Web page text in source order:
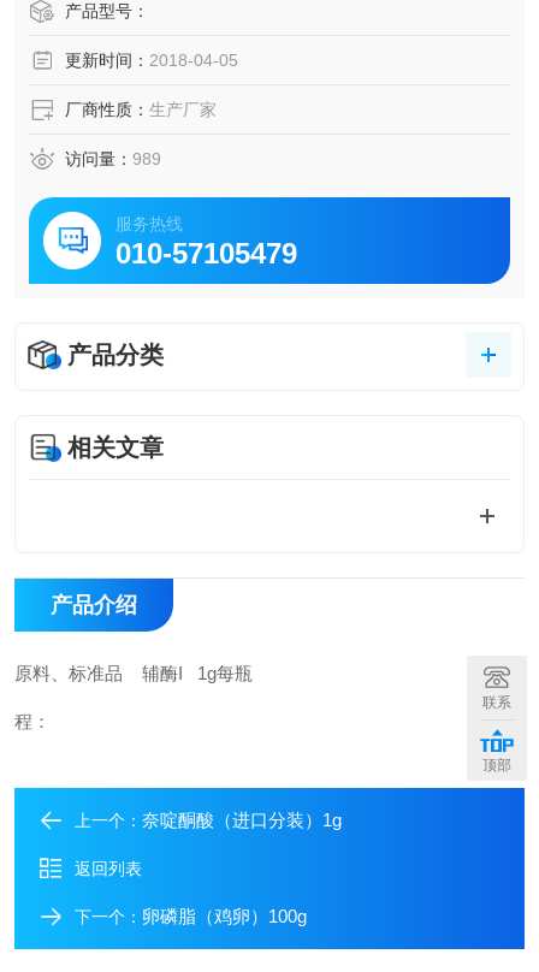
产品型号：
更新时间： 2018-04-05
厂商性质： 生产厂家
访问量： 989
服务热线
010-57105479
产品分类
相关文章
产品介绍
原料、标准品 辅酶I 1g每瓶
程：
上一个： 奈啶酮酸（进口分装）1g
返回列表
下一个： 卵磷脂（鸡卵）100g
联系
顶部